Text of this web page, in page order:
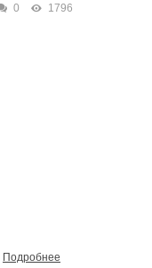
0 1796
Подробнее